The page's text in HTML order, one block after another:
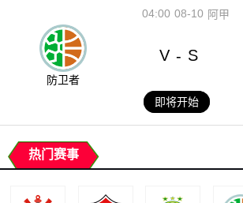
08-10
04:00 阿甲
防卫者
V - S
即将开始
热门赛事